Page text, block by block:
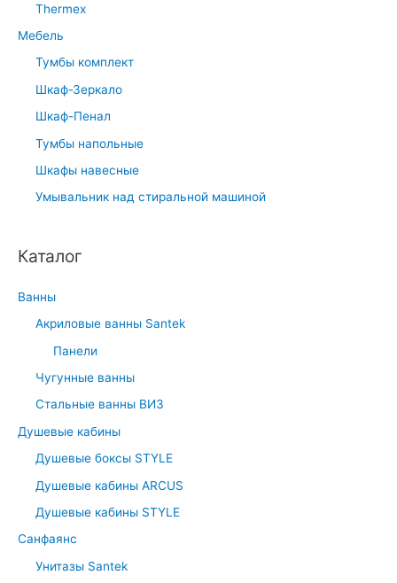
Thermex
Мебель
Тумбы комплект
Шкаф-Зеркало
Шкаф-Пенал
Тумбы напольные
Шкафы навесные
Умывальник над стиральной машиной
Каталог
Ванны
Акриловые ванны Santek
Панели
Чугунные ванны
Стальные ванны ВИЗ
Душевые кабины
Душевые боксы STYLE
Душевые кабины ARCUS
Душевые кабины STYLE
Санфаянс
Унитазы Santek